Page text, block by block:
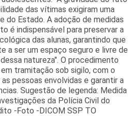
das vítimas exigiram uma
do Estado. A adoção de medidas
é indispensável para preservar a
das alunas, garantindo que
a ser um espaço seguro e livre de
natureza". O procedimento
tramitação sob sigilo, com o
pessoas envolvidas e garantir a
Sugestão de legenda: Medida
da Polícia Civil do
-Foto -DICOM SSP TO